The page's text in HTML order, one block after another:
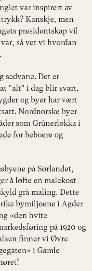
var inspirert av
Kanskje, men
presidentskap vil
så vet vi hvordan
sedvane. Det er
"alt" i dag blir svart,
og byer har vært
Nordnorske byer
som Grünerløkka i
for beboere og
på Sørlandet,
å løfte en malekost
grå maling. Dette
bymiljøene i Agder
«den hvite
på 1920 og
finner vi Øvre
i Gamle